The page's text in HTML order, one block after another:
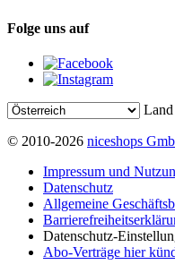
Folge uns auf
Land
© 2010-2026 niceshops
Impressum und
Datenschutz
Allgemeine
Datenschutz-
Abo-Verträge hier